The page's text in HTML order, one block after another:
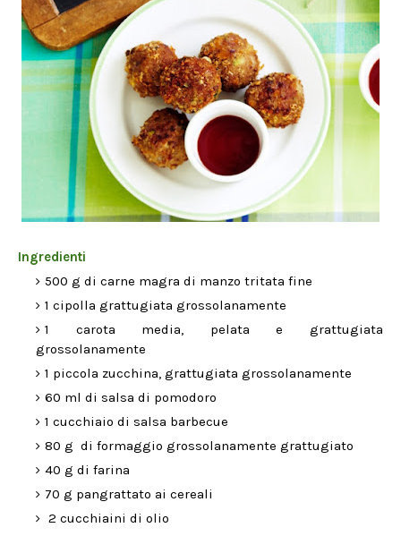
Ingredienti
500 g di carne magra di manzo tritata fine
1 cipolla grattugiata grossolanamente
1 carota media, pelata e grattugiata
grossolanamente
1 piccola zucchina, grattugiata grossolanamente
60 ml di salsa di pomodoro
1 cucchiaio di salsa barbecue
80 g di formaggio grossolanamente grattugiato
40 g di farina
70 g pangrattato ai cereali
2 cucchiaini di olio